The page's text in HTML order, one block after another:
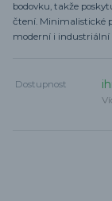
bodovku, takže
čtení. Minimalistické
moderní i industriální
Dostupnost